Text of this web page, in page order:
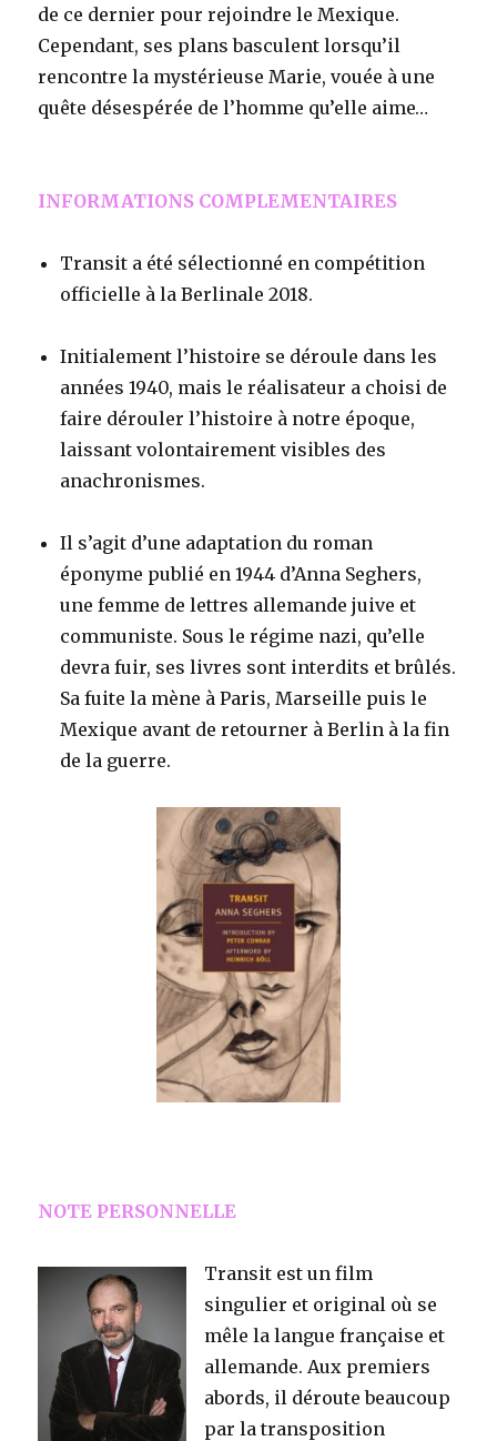
de ce dernier pour rejoindre le Mexique.
Cependant, ses plans basculent lorsqu’il
rencontre la mystérieuse Marie, vouée à une
quête désespérée de l’homme qu’elle aime…
INFORMATIONS COMPLEMENTAIRES
Transit a été sélectionné en compétition
officielle à la Berlinale 2018.
Initialement l’histoire se déroule dans les
années 1940, mais le réalisateur a choisi de
faire dérouler l’histoire à notre époque,
laissant volontairement visibles des
anachronismes.
Il s’agit d’une adaptation du roman
éponyme publié en 1944 d’Anna Seghers,
une femme de lettres allemande juive et
communiste. Sous le régime nazi, qu’elle
devra fuir, ses livres sont interdits et brûlés.
Sa fuite la mène à Paris, Marseille puis le
Mexique avant de retourner à Berlin à la fin
de la guerre.
NOTE PERSONNELLE
Transit est un film
singulier et original où se
mêle la langue française et
allemande. Aux premiers
abords, il déroute beaucoup
par la transposition